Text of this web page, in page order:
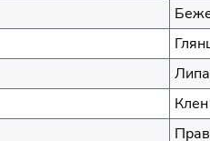
Липа
Клен